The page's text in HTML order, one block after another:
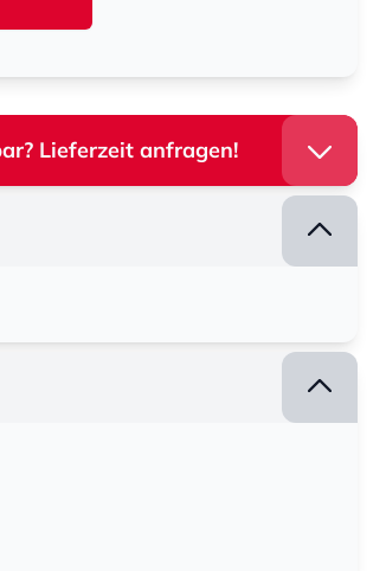
Lieferzeit anfragen!